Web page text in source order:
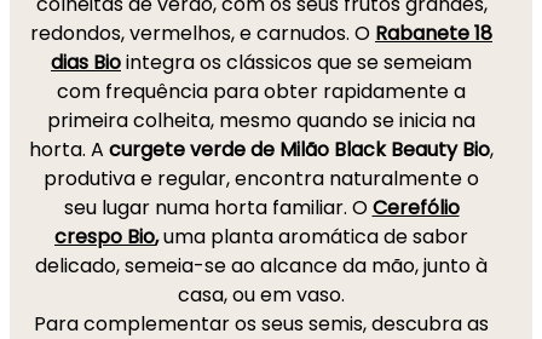
redondos, vermelhos, e carnudos. O Rabanete 18
dias Biointegra os clássicos que se semeiam
com frequência para obter rapidamente a
primeira colheita, mesmo quando se inicia na
horta. A curgete verde de Milão Black Beauty Bio,
produtiva e regular, encontra naturalmente o
seu lugar numa horta familiar. OCerefólio
crespo Bio,uma planta aromática de sabor
delicado, semeia-se ao alcance da mão, junto à
casa, ou em vaso.
Para complementar os seus semis, descubra as